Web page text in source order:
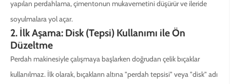
yapılan perdahlama, çimentonun mukavemetini düşürür ve ileride
soyulmalara yol açar.
2. İlk Aşama: Disk (Tepsi) Kullanımı ile Ön
Düzeltme
Perdah makinesiyle çalışmaya başlarken doğrudan çelik bıçaklar
kullanılmaz. İlk olarak, bıçakların altına "perdah tepsisi" veya "disk" adı